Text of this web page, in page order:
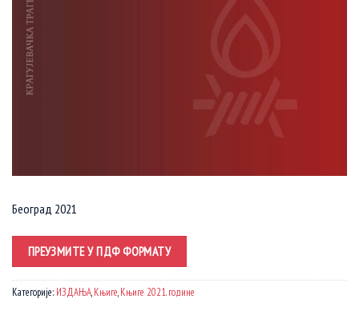
Београд 2021
ПРЕУЗМИТЕ У ПДФ ФОРМАТУ
Категорије: ИЗДАЊА,Књиге,Књиге 2021. године